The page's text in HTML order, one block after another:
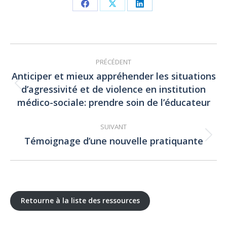
Partager
Facebook
Partager
X
Partager
LinkedIn
Navigation
article
PRÉCÉDENT
Article
précédent
Anticiper et mieux appréhender les situations
d’agressivité et de violence en institution
médico-sociale: prendre soin de l’éducateur
SUIVANT
Article
Témoignage d’une nouvelle pratiquante
Retourne à la liste des ressources